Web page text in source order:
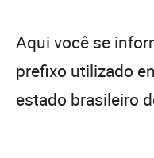
Aqui você se
prefixo utilizado
estado brasileiro